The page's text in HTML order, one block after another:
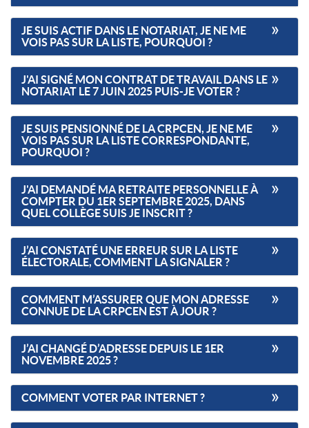
JE SUIS ACTIF DANS LE NOTARIAT, JE NE ME
VOIS PAS SUR LA LISTE, POURQUOI ?
J'AI SIGNÉ MON CONTRAT DE TRAVAIL DANS LE
NOTARIAT LE 7 JUIN 2025 PUIS-JE VOTER ?
JE SUIS PENSIONNÉ DE LA CRPCEN, JE NE ME
VOIS PAS SUR LA LISTE CORRESPONDANTE,
POURQUOI ?
J'AI DEMANDÉ MA RETRAITE PERSONNELLE À
COMPTER DU 1ER SEPTEMBRE 2025, DANS
QUEL COLLÈGE SUIS JE INSCRIT ?
J’AI CONSTATÉ UNE ERREUR SUR LA LISTE
ÉLECTORALE, COMMENT LA SIGNALER ?
COMMENT M’ASSURER QUE MON ADRESSE
CONNUE DE LA CRPCEN EST À JOUR ?
J’AI CHANGÉ D’ADRESSE DEPUIS LE 1ER
NOVEMBRE 2025 ?
COMMENT VOTER PAR INTERNET ?